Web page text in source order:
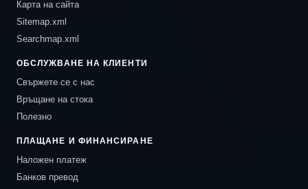
Карта на сайта
Sitemap.xml
Searchmap.xml
ОБСЛУЖВАНЕ НА КЛИЕНТИ
Свържете се с нас
Връщане на стока
Полезно
ПЛАЩАНЕ И ФИНАНСИРАНЕ
Наложен платеж
Банков превод